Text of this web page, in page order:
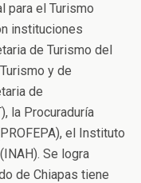
para el Turismo
instituciones
de Turismo del
y de
de
la Procuraduría
el Instituto
Se logra
de Chiapas tiene